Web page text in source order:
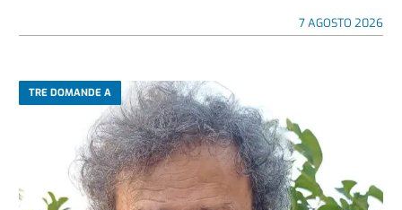
7 AGOSTO 2026
TRE DOMANDE A